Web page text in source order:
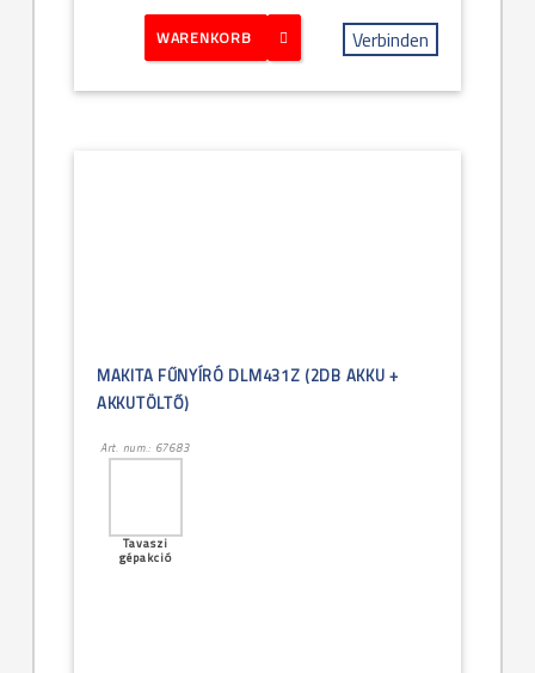
WARENKORB Verbinden
MAKITA FŰNYÍRÓ DLM431Z (2DB AKKU +
AKKUTÖLTŐ)
Art. num.: 67683
Tavaszi
gépakció